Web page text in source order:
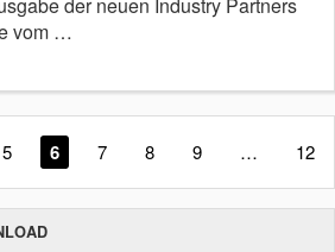
vom …
5 6 7 8 9 … 12